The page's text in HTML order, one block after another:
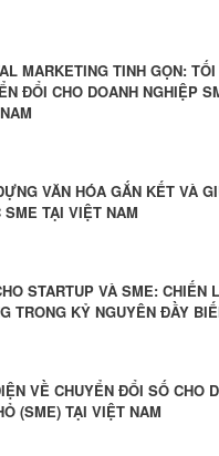
MARKETING TINH GỌN:
ĐỔI CHO DOANH NGHIỆP
VĂN HÓA GẮN KẾT VÀ
SME TẠI VIỆT NAM
STARTUP VÀ SME: CHIẾN
TRONG KỶ NGUYÊN ĐẦY
VỀ CHUYỂN ĐỔI SỐ CHO
(SME) TẠI VIỆT NAM